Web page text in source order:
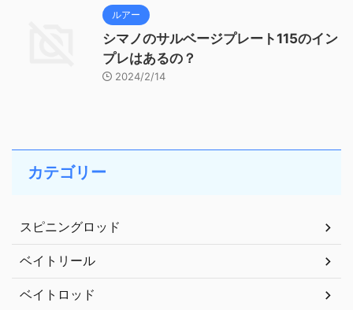
ルアー
シマノのサルベージプレート115のイン
プレはあるの？
2024/2/14
カテゴリー
スピニングロッド
ベイトリール
ベイトロッド